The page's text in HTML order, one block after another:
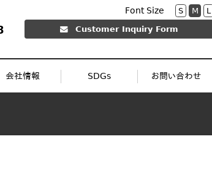
Font Size S M
L
Customer Inquiry Form
会社情報 SDGs お問い合わせ